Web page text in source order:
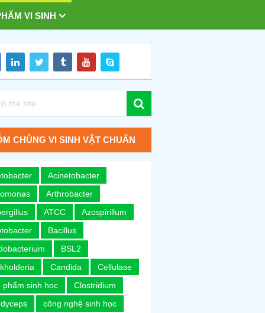
VI SINH
CHỦNG VI SINH VẬT CHUẨN
Acinetobacter
Arthrobacter
ATCC
Azospirillum
Bacillus
BSL2
Candida
Cellulase
phẩm sinh học
Clostridium
công nghệ sinh học